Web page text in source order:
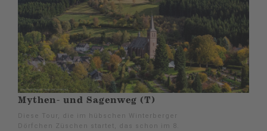
Mythen- und Sagenweg (T)
Diese Tour, die im hübschen Winterberger
Dörfchen Züschen startet, das schon im 8.